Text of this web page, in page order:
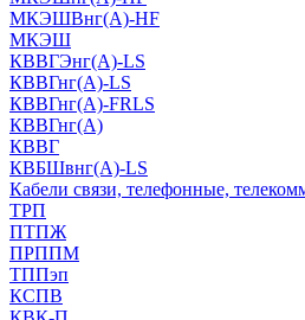
МКЭШВнг(А)-HF
МКЭШ
КВВГЭнг(А)-LS
КВВГнг(А)-LS
КВВГнг(А)-FRLS
КВВГнг(А)
КВВГ
КВБШвнг(А)-LS
Кабели связи, телефонные,
ТРП
ПТПЖ
ПРППМ
ТППэп
КСПВ